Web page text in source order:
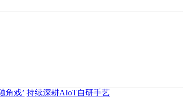
角戏’ 持续深耕AIoT自研手艺